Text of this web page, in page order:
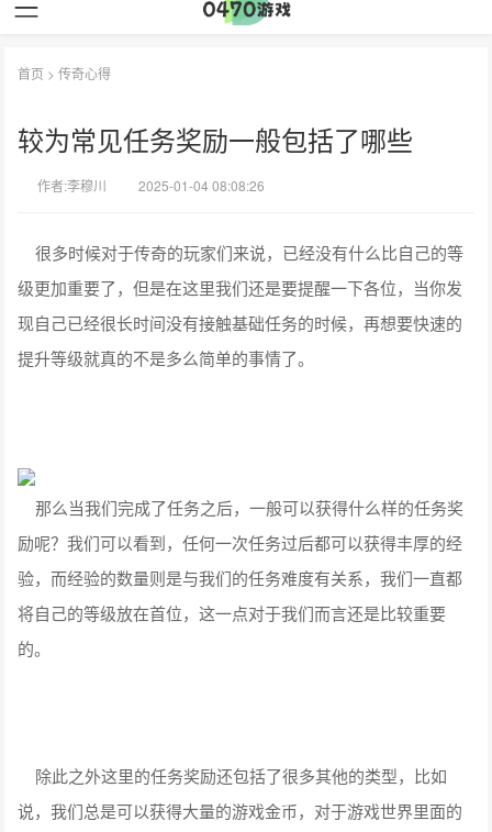
首页 >传奇心得
较为常见任务奖励一般包括了哪些
作者:李穆川 2025-01-04 08:08:26
很多时候对于传奇的玩家们来说，已经没有什么比自己的等
级更加重要了，但是在这里我们还是要提醒一下各位，当你发
现自己已经很长时间没有接触基础任务的时候，再想要快速的
提升等级就真的不是多么简单的事情了。
那么当我们完成了任务之后，一般可以获得什么样的任务奖
励呢？我们可以看到，任何一次任务过后都可以获得丰厚的经
验，而经验的数量则是与我们的任务难度有关系，我们一直都
将自己的等级放在首位，这一点对于我们而言还是比较重要
的。
除此之外这里的任务奖励还包括了很多其他的类型，比如
说，我们总是可以获得大量的游戏金币，对于游戏世界里面的